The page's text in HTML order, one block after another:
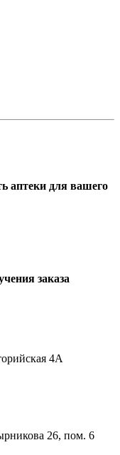
аптеки для вашего
заказа
4А
26, пом. 6